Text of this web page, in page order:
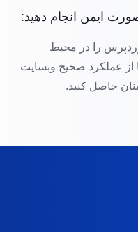
ایمن انجام دهید:
را در محیط
از عملکرد صحیح وبسایت
حاصل کنید.